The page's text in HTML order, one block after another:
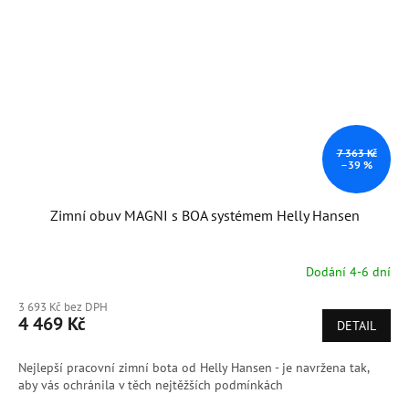
7 363 Kč
–39 %
Zimní obuv MAGNI s BOA systémem Helly Hansen
Dodání 4-6 dní
3 693 Kč bez DPH
4 469 Kč DETAIL
Nejlepší pracovní zimní bota od Helly Hansen - je navržena tak,
aby vás ochránila v těch nejtěžších podmínkách